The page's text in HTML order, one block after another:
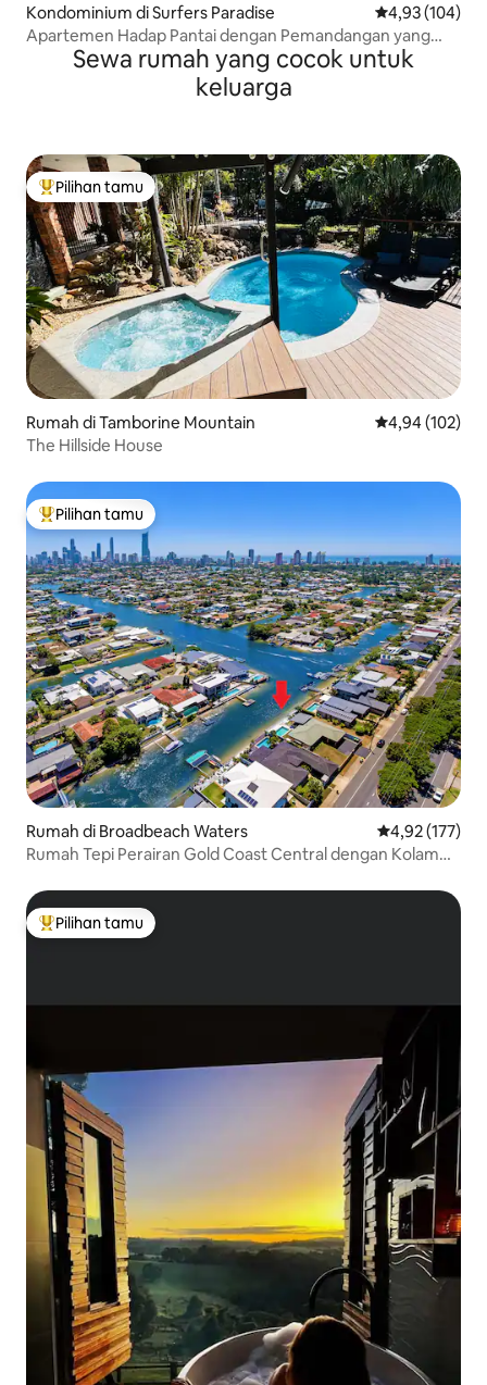
Kondominium di Surfers Paradise Nilai rata-rata
4,93 (104)
Apartemen Hadap Pantai dengan Pemandangan yang
Menakjubkan
Sewa rumah yang cocok untuk
keluarga
Pilihan tamu terpopuler
Pilihan tamu
Rumah di Tamborine Mountain Nilai rata-rata
4,94 (102)
The Hillside House
Pilihan tamu terpopuler
Pilihan tamu
Rumah di Broadbeach Waters Nilai rata-rata
4,92 (177)
Rumah Tepi Perairan Gold Coast Central dengan Kolam
Pilihan tamu terpopuler
Pilihan tamu